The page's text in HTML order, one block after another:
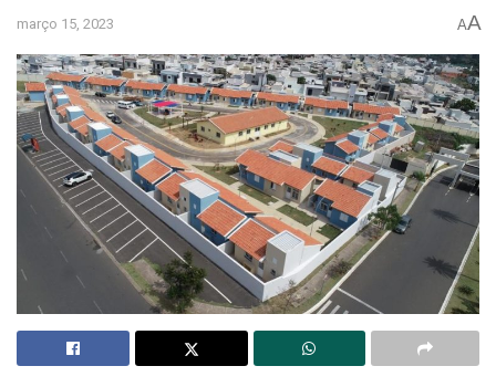
março 15, 2023 AA